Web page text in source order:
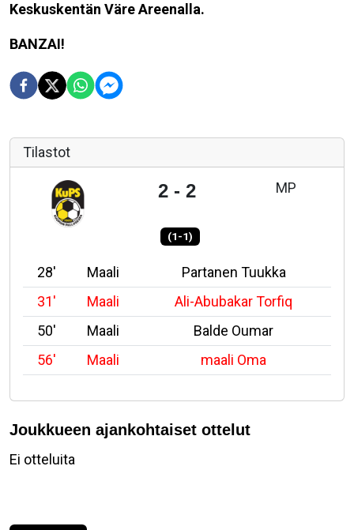
Keskuskentän Väre Areenalla.
BANZAI!
Tilastot
2 - 2 MP
(1-1)
28' Maali
Partanen Tuukka
31'
Maali
Ali-Abubakar Torfiq
50'
Maali
Balde Oumar
56'
Maali maali Oma
Joukkueen ajankohtaiset ottelut
Ei otteluita